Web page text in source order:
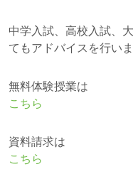
中学入試、高校入試、
てもアドバイスを行いま
無料体験授業は
こちら
資料請求は
こちら